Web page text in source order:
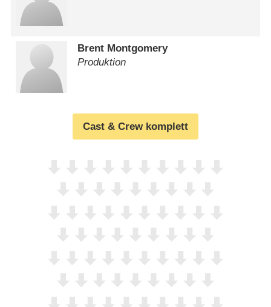
Brent Montgomery
Produktion
Cast & Crew komplett